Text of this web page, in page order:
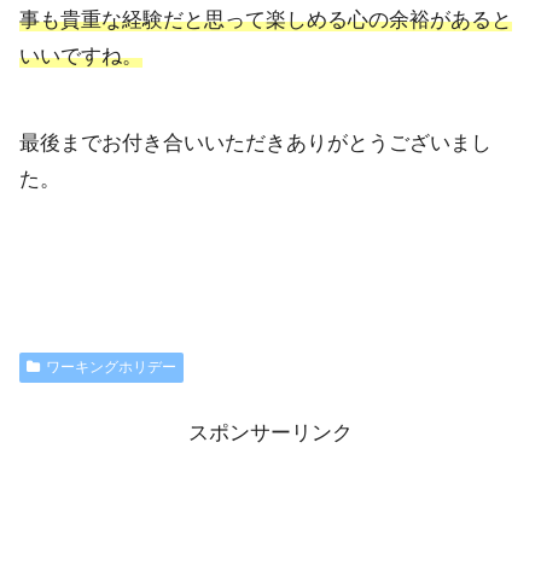
事も貴重な経験だと思って楽しめる心の余裕があると
いいですね。
最後までお付き合いいただきありがとうございまし
た。
ワーキングホリデー
スポンサーリンク